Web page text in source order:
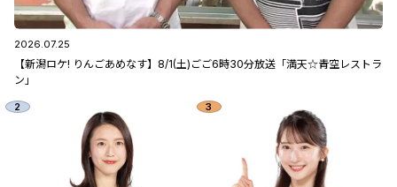
2026.07.25
【新潟ロケ! りんごあめなす】8/1(土)ごご6時30分放送「満天☆青空レストラ
ン」